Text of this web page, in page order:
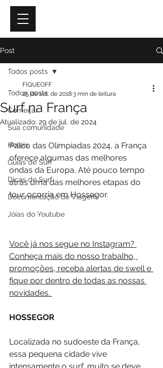
Post
Todos posts
Começar
Sua comunidade
Hotéis
Guias de Surf
Dicas de Surf
Documentação de Viagem
Jóias do Youtube
Todos posts
Surf na França
FIQUEOFF
25 de set. de 20183 min de leitura
Atualizado: 29 de jul. de 2024
Palco das Olímpiadas 2024, a França
oferece algumas das melhores
ondas da Europa. Até pouco tempo
atrás uma das melhores etapas do
tour ocorria em Hossegor.
Você já nos segue no Instagram?
Conheça mais do nosso trabalho,
promoções, receba alertas de swell e
fique por dentro de todas as nossas
novidades.
HOSSEGOR
Localizada no sudoeste da França,
essa pequena cidade vive